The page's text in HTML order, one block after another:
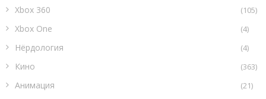
Xbox 360 (105)
Xbox One (4)
Нёрдология (4)
Кино (363)
Анимация (21)